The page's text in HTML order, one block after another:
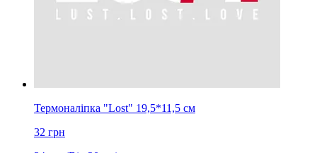
Термоналіпка "Lost" 19,5*11,5 см
32 грн